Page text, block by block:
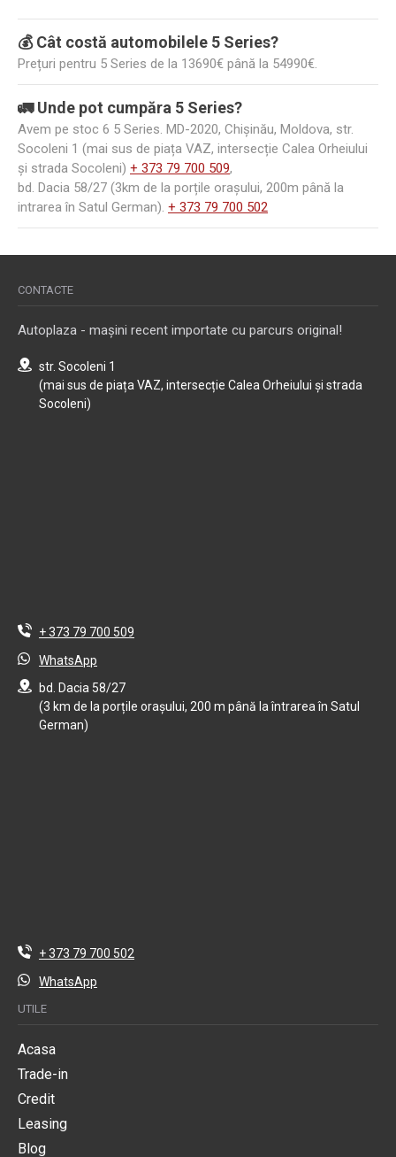
💰 Cât costă automobilele 5 Series?
Prețuri pentru 5 Series de la 13690€ până la 54990€.
🚛 Unde pot cumpăra 5 Series?
Avem pe stoc 6 5 Series. MD-2020, Chișinău, Moldova, str.
Socoleni 1 (mai sus de piața VAZ, intersecție Calea Orheiului
și strada Socoleni) + 373 79 700 509,
bd. Dacia 58/27 (3km de la porțile orașului, 200m până la
intrarea în Satul German). + 373 79 700 502
CONTACTE
Autoplaza - mașini recent importate cu parcurs original!
str. Socoleni 1
(mai sus de piața VAZ, intersecție Calea Orheiului și strada
Socoleni)
+ 373 79 700 509
WhatsApp
bd. Dacia 58/27
(3 km de la porțile orașului, 200 m până la întrarea în Satul
German)
+ 373 79 700 502
WhatsApp
UTILE
Acasa
Trade-in
Credit
Leasing
Blog